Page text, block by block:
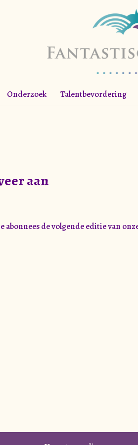
Onderzoek Talentbevordering
aan
abonnees de volgende editie van